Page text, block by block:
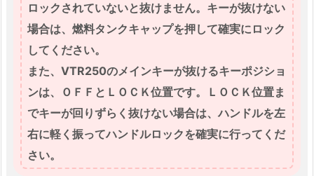
制
で
２
急
対
ロックされていないと抜けません。キーが抜けない
場合は、燃料タンクキャップを押して確実にロック
してください。
また、VTR250のメインキーが抜けるキーポジショ
ンは、ＯＦＦとＬＯＣＫ位置です。ＬＯＣＫ位置ま
でキーが回りずらく抜けない場合は、ハンドルを左
右に軽く振ってハンドルロックを確実に行ってくだ
さい。